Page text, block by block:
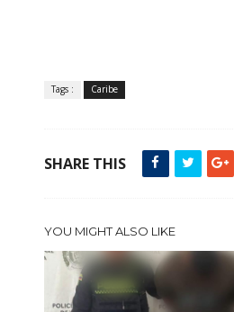
Tags : Caribe
SHARE THIS
YOU MIGHT ALSO LIKE